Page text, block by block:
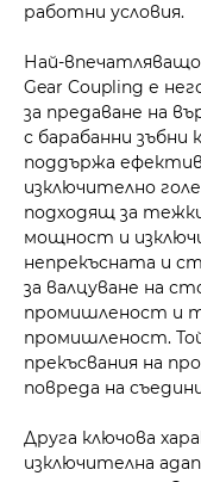
работни условия.
Най-
Gear Coupling е
за предаване на
с барабанни
поддържа
изключително
подходящ за
мощност и
непрекъсната и
за валцуване на
промишленост и
промишленост.
прекъсвания на
повреда на
Друга ключова
изключителна